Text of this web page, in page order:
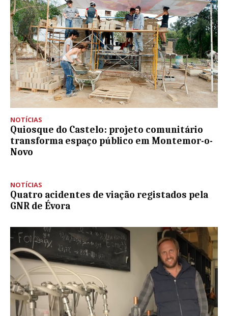
NOTÍCIAS
Quiosque do Castelo: projeto comunitário
transforma espaço público em Montemor-o-
Novo
NOTÍCIAS
Quatro acidentes de viação registados pela
GNR de Évora